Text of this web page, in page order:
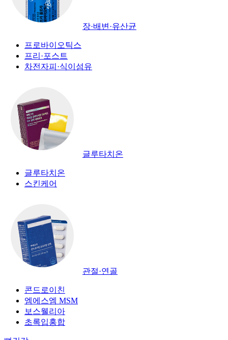
장·배변·유산균
프로바이오틱스
프리·포스트
차전자피·식이섬유
글루타치온
글루타치온
스킨케어
관절·연골
콘드로이친
엠에스엠 MSM
보스웰리아
초록입홍합